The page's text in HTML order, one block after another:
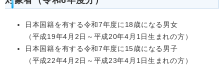
日本国籍を有する令和7年度に18歳になる男女
（平成19年4月2日～平成20年4月1日生まれの方）
日本国籍を有する令和7年度に15歳になる男子
（平成22年4月2日～平成23年4月1日生まれの方）